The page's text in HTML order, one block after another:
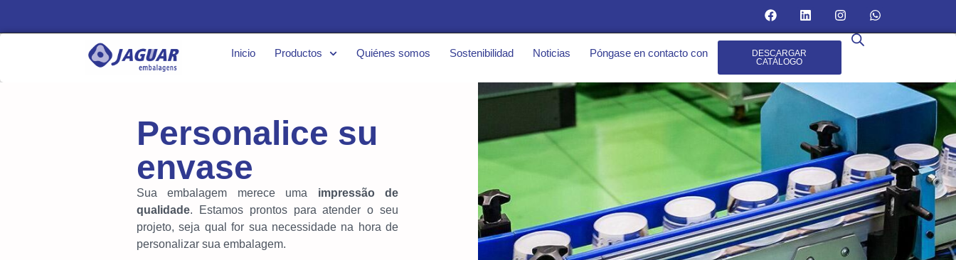
Inicio Productos Quiénes somos Sostenibilidad Noticias Póngase en contacto con
DESCARGAR
CATÁLOGO
Personalice su
envase
Sua embalagem merece uma impressão de
qualidade. Estamos prontos para atender o seu
projeto, seja qual for sua necessidade na hora de
personalizar sua embalagem.